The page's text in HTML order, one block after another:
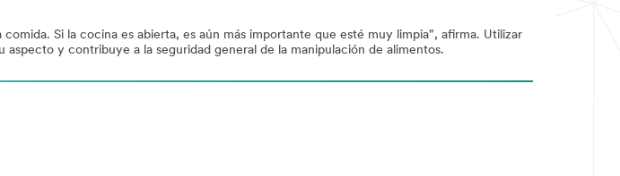
Si la cocina es abierta, es aún más importante que esté muy limpia", afirma. Utilizar
aspecto y contribuye a la seguridad general de la manipulación de alimentos.